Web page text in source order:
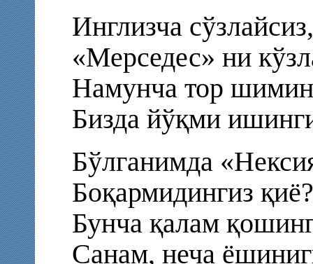
Инглизча
«Мерседес» ни
Намунча тор
Бизда йўқми
Бўлганимда
Боқармидингиз қиё?
Бунча қалам
Санам, неча